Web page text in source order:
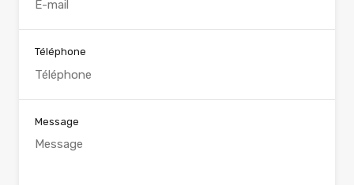
Téléphone
Message